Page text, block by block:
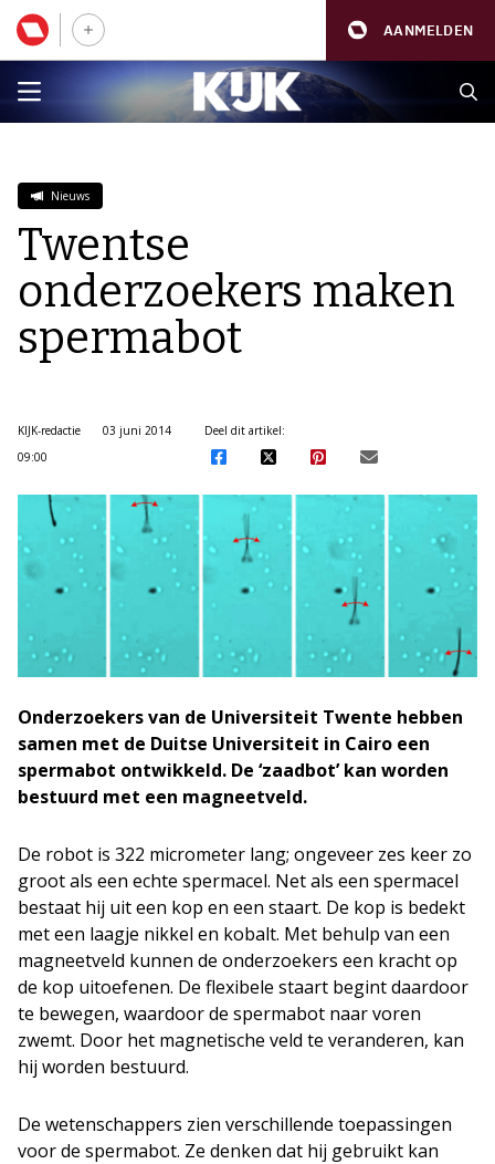
AANMELDEN
Nieuws
Twentse
onderzoekers maken
spermabot
KIJK-redactie
03 juni 2014
09:00
Deel dit artikel:
Onderzoekers van de Universiteit Twente hebben
samen met de Duitse Universiteit in Cairo een
spermabot ontwikkeld. De ‘zaadbot’ kan worden
bestuurd met een magneetveld.
De robot is 322 micrometer lang; ongeveer zes keer zo
groot als een echte spermacel. Net als een spermacel
bestaat hij uit een kop en een staart. De kop is bedekt
met een laagje nikkel en kobalt. Met behulp van een
magneetveld kunnen de onderzoekers een kracht op
de kop uitoefenen. De flexibele staart begint daardoor
te bewegen, waardoor de spermabot naar voren
zwemt. Door het magnetische veld te veranderen, kan
hij worden bestuurd.
De wetenschappers zien verschillende toepassingen
voor de spermabot. Ze denken dat hij gebruikt kan